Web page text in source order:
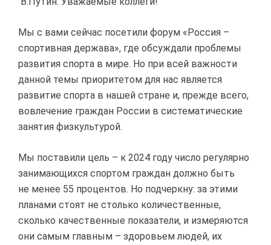
Мы с вами сейчас посетили форум «Россия –
спортивная держава», где обсуждали проблемы
развития спорта в мире. Но при всей важности
данной темы приоритетом для нас является
развитие спорта в нашей стране и, прежде всего,
вовлечение граждан России в систематические
занятия физкультурой.
Мы поставили цель – к 2024 году число регулярно
занимающихся спортом граждан должно быть
не менее 55 процентов. Но подчеркну: за этими
планами стоят не столько количественные,
сколько качественные показатели, и измеряются
они самым главным – здоровьем людей, их